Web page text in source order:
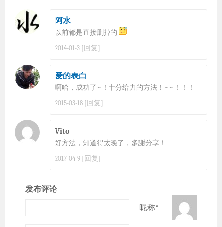
阿水
以前都是直接删掉的
2014-01-3 [回复]
爱的表白
啊哈，成功了~！十分给力的方法！~~！！！
2015-03-18 [回复]
Vito
好方法，知道得太晚了，多謝分享！
2017-04-9 [回复]
发布评论
昵称*